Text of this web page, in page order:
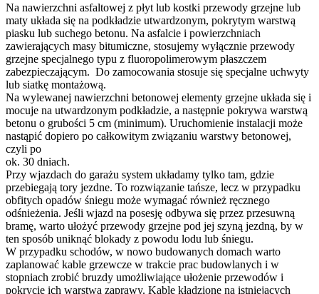
Na nawierzchni asfaltowej z płyt lub kostki przewody grzejne lub
maty układa się na podkładzie utwardzonym, pokrytym warstwą
piasku lub suchego betonu. Na asfalcie i powierzchniach
zawierających masy bitumiczne, stosujemy wyłącznie przewody
grzejne specjalnego typu z fluoropolimerowym płaszczem
zabezpieczającym. Do zamocowania stosuje się specjalne uchwyty
lub siatkę montażową.
Na wylewanej nawierzchni betonowej elementy grzejne układa się i
mocuje na utwardzonym podkładzie, a następnie pokrywa warstwą
betonu o grubości 5 cm (minimum). Uruchomienie instalacji może
nastąpić dopiero po całkowitym związaniu warstwy betonowej,
czyli po
ok. 30 dniach.
Przy wjazdach do garażu system układamy tylko tam, gdzie
przebiegają tory jezdne. To rozwiązanie tańsze, lecz w przypadku
obfitych opadów śniegu może wymagać również ręcznego
odśnieżenia. Jeśli wjazd na posesję odbywa się przez przesuwną
bramę, warto ułożyć przewody grzejne pod jej szyną jezdną, by w
ten sposób uniknąć blokady z powodu lodu lub śniegu.
W przypadku schodów, w nowo budowanych domach warto
zaplanować kable grzewcze w trakcie prac budowlanych i w
stopniach zrobić bruzdy umożliwiające ułożenie przewodów i
pokrycie ich warstwą zaprawy. Kable kładzione na istniejących